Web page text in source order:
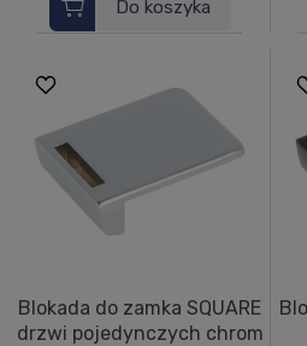
Do koszyka
Blokada do zamka SQUARE
drzwi pojedynczych chrom